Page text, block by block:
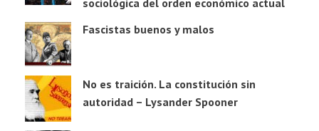
sociológica del orden económico actual
Fascistas buenos y malos
No es traición. La constitución sin
autoridad – Lysander Spooner